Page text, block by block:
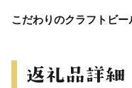
こだわりのクラフトビー